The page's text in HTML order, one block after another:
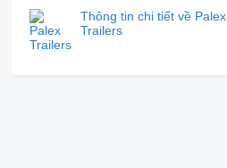
Thông tin chi tiết về Palex
Trailers